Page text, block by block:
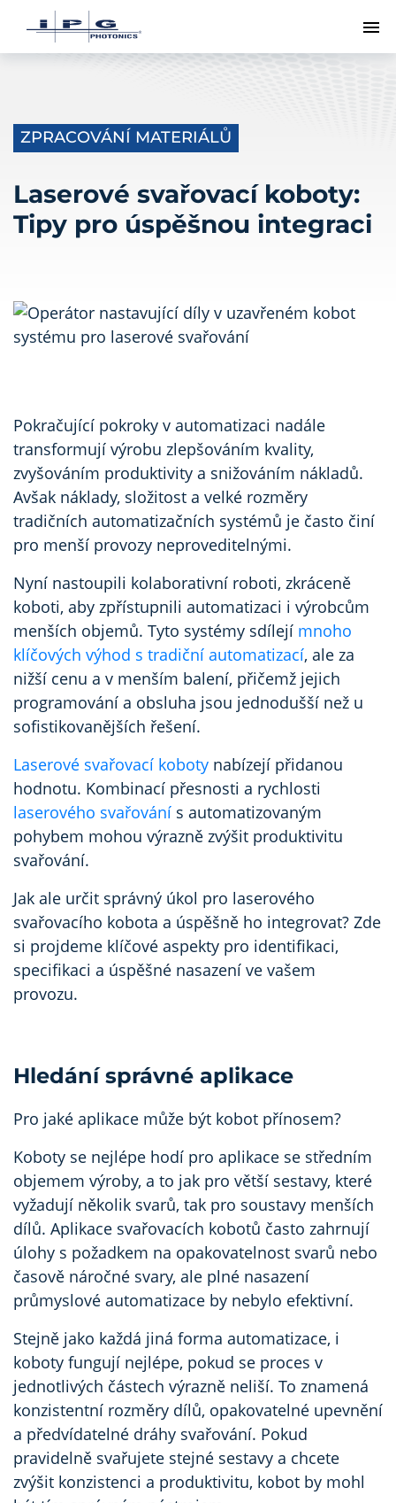
ZPRACOVÁNÍ MATERIÁLŮ
Laserové svařovací koboty:
Tipy pro úspěšnou integraci
Pokračující pokroky v automatizaci nadále
transformují výrobu zlepšováním kvality,
zvyšováním produktivity a snižováním nákladů.
Avšak náklady, složitost a velké rozměry
tradičních automatizačních systémů je často činí
pro menší provozy neproveditelnými.
Nyní nastoupili kolaborativní roboti, zkráceně
koboti, aby zpřístupnili automatizaci i výrobcům
menších objemů. Tyto systémy sdílejí mnoho
klíčových výhod s tradiční automatizací, ale za
nižší cenu a v menším balení, přičemž jejich
programování a obsluha jsou jednodušší než u
sofistikovanějších řešení.
Laserové svařovací koboty nabízejí přidanou
hodnotu. Kombinací přesnosti a rychlosti
laserového svařování s automatizovaným
pohybem mohou výrazně zvýšit produktivitu
svařování.
Jak ale určit správný úkol pro laserového
svařovacího kobota a úspěšně ho integrovat? Zde
si projdeme klíčové aspekty pro identifikaci,
specifikaci a úspěšné nasazení ve vašem
provozu.
Hledání správné aplikace
Pro jaké aplikace může být kobot přínosem?
Koboty se nejlépe hodí pro aplikace se středním
objemem výroby, a to jak pro větší sestavy, které
vyžadují několik svarů, tak pro soustavy menších
dílů. Aplikace svařovacích kobotů často zahrnují
úlohy s požadkem na opakovatelnost svarů nebo
časově náročné svary, ale plné nasazení
průmyslové automatizace by nebylo efektivní.
Stejně jako každá jiná forma automatizace, i
koboty fungují nejlépe, pokud se proces v
jednotlivých částech výrazně neliší. To znamená
konzistentní rozměry dílů, opakovatelné upevnění
a předvídatelné dráhy svařování. Pokud
pravidelně svařujete stejné sestavy a chcete
zvýšit konzistenci a produktivitu, kobot by mohl